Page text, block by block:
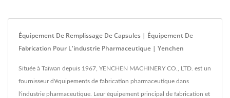
Équipement De Remplissage De Capsules | Équipement De
Fabrication Pour L'industrie Pharmaceutique | Yenchen
Située à Taïwan depuis 1967, YENCHEN MACHINERY CO., LTD. est un
fournisseur d'équipements de fabrication pharmaceutique dans
l'industrie pharmaceutique. Leur équipement principal de fabrication et